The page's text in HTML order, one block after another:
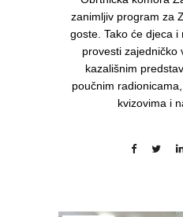
zanimljiv program za
goste. Tako će djeca i
provesti zajedničko
kazališnim
poučnim
kvizovima i